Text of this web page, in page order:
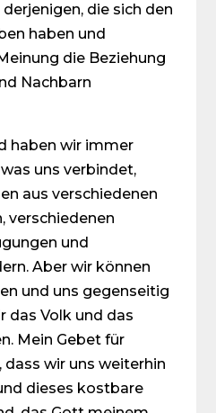
die sich den
haben und
die Beziehung
Nachbarn
haben wir immer
uns verbindet,
aus verschiedenen
verschiedenen
und
Aber wir können
und uns gegenseitig
das Volk und das
Mein Gebet für
dass wir uns weiterhin
dieses kostbare